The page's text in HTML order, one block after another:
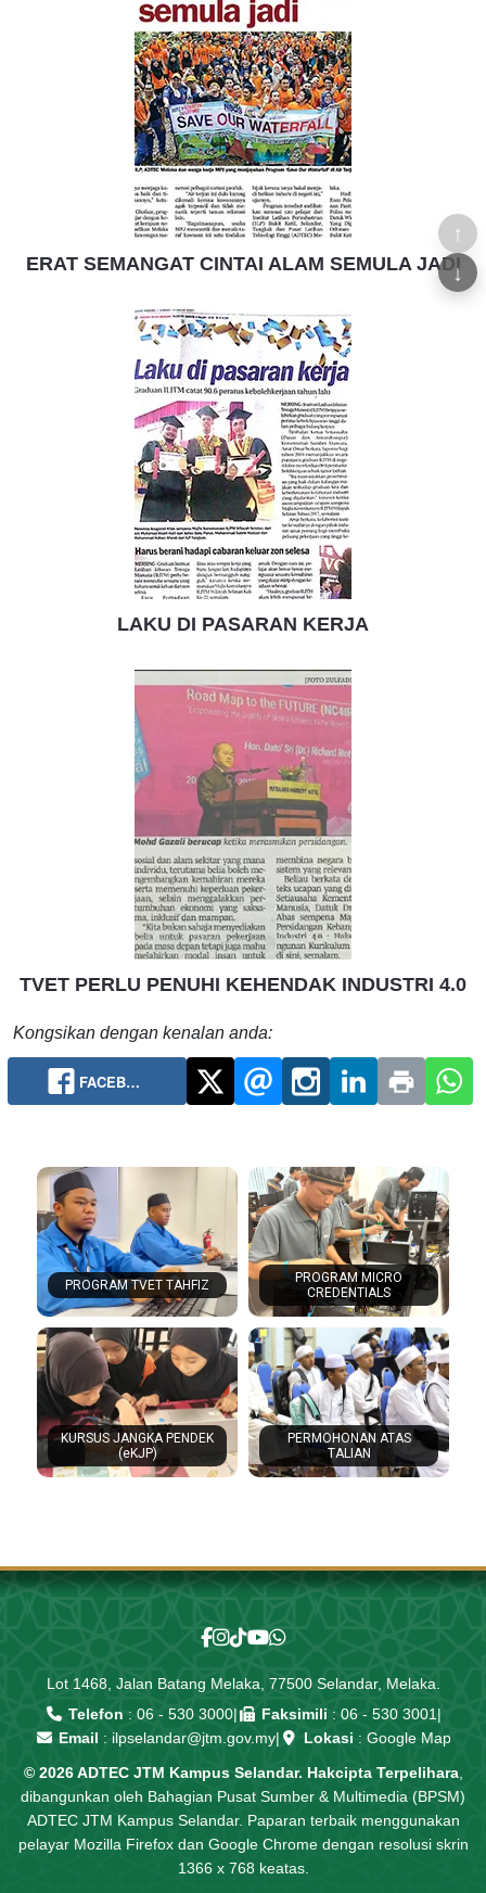
↑
↓
ERAT SEMANGAT CINTAI ALAM SEMULA JADI
LAKU DI PASARAN KERJA
TVET PERLU PENUHI KEHENDAK INDUSTRI 4.0
Kongsikan dengan kenalan anda:
FACEB…
PROGRAM TVET TAHFIZ
PROGRAM MICRO
CREDENTIALS
KURSUS JANGKA PENDEK
(eKJP)
PERMOHONAN ATAS
TALIAN
Lot 1468, Jalan Batang Melaka, 77500 Selandar, Melaka.
Telefon : 06 - 530 3000| Faksimili : 06 - 530 3001 |
Email : ilpselandar@jtm.gov.my| Lokasi : Google Map
© 2026 ADTEC JTM Kampus Selandar. Hakcipta Terpelihara,
dibangunkan oleh Bahagian Pusat Sumber & Multimedia (BPSM)
ADTEC JTM Kampus Selandar. Paparan terbaik menggunakan
pelayar Mozilla Firefox dan Google Chrome dengan resolusi skrin
1366 x 768 keatas.